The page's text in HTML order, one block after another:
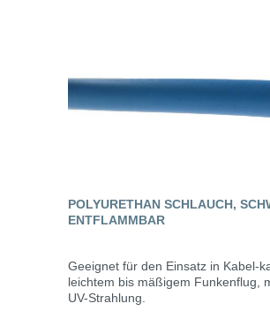
POLYURETHAN SCHLAUCH,
ENTFLAMMBAR
Geeignet für den Einsatz in Kabel-
leichtem bis mäßigem Funkenflug,
UV-Strahlung.